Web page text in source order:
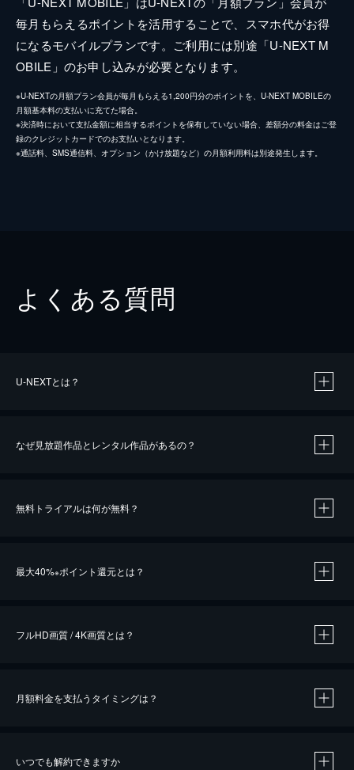
毎月もらえるポイントを活用することで、スマホ代がお得
になるモバイルプランです。ご利用には別途「U-NEXT M
OBILE」のお申し込みが必要となります。
※U-NEXTの月額プラン会員が毎月もらえる1,200円分のポイントを、U-NEXT MOBILEの
月額基本料の支払いに充てた場合。
※決済時において支払金額に相当するポイントを保有していない場合、差額分の料金はご登
録のクレジットカードでのお支払いとなります。
※通話料、SMS通信料、オプション（かけ放題など）の月額利用料は別途発生します。
よくある質問
U-NEXTとは？
なぜ見放題作品とレンタル作品があるの？
無料トライアルは何が無料？
最大40%※ポイント還元とは？
※40％ポイント還元の対象は、クレジットカード決済による作品の購入 / レンタルです。
iOSアプリのUコイン決済による作品の購入 / レンタルは、20％のポイント還元です。
フルHD画質 / 4K画質とは？
月額料金を支払うタイミングは？
いつでも解約できますか